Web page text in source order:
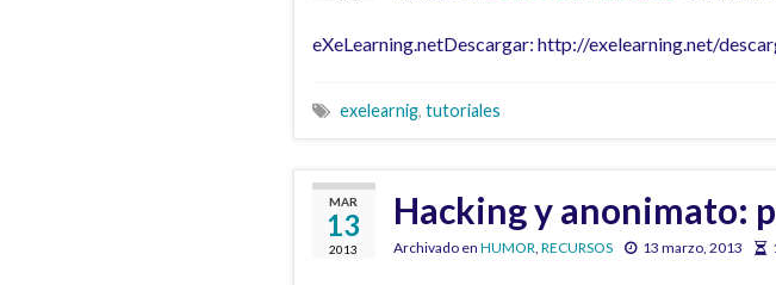
eXeLearning.netDescargar: http://exelearning.net/
exelearnig, tutoriales
MAR
13
2013
Hacking y anonimato:
Archivado en HUMOR, RECURSOS 13 marzo, 2013